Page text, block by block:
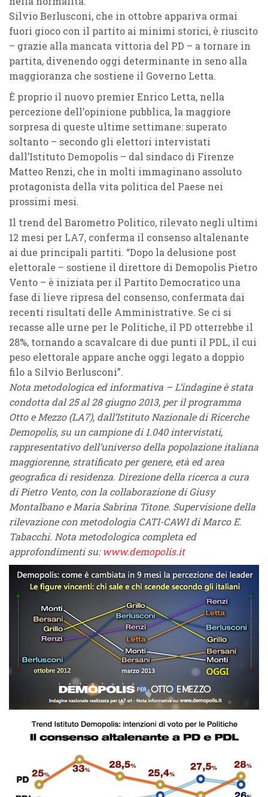
Silvio Berlusconi, che in ottobre appariva ormai
fuori gioco con il partito ai minimi storici, è riuscito
– grazie alla mancata vittoria del PD – a tornare in
partita, divenendo oggi determinante in seno alla
maggioranza che sostiene il Governo Letta.
È proprio il nuovo premier Enrico Letta, nella
percezione dell’opinione pubblica, la maggiore
sorpresa di queste ultime settimane: superato
soltanto – secondo gli elettori intervistati
dall’Istituto Demopolis – dal sindaco di Firenze
Matteo Renzi, che in molti immaginano assoluto
protagonista della vita politica del Paese nei
prossimi mesi.
Il trend del Barometro Politico, rilevato negli ultimi
12 mesi per LA7, conferma il consenso altalenante
ai due principali partiti. “Dopo la delusione post
elettorale – sostiene il direttore di Demopolis Pietro
Vento – è iniziata per il Partito Democratico una
fase di lieve ripresa del consenso, confermata dai
recenti risultati delle Amministrative. Se ci si
recasse alle urne per le Politiche, il PD otterrebbe il
28%, tornando a scavalcare di due punti il PDL, il cui
peso elettorale appare anche oggi legato a doppio
filo a Silvio Berlusconi”.
Nota metodologica ed informativa – L’indagine è stata
condotta dal 25 al 28 giugno 2013, per il programma
Otto e Mezzo (LA7), dall’Istituto Nazionale di Ricerche
Demopolis, su un campione di 1.040 intervistati,
rappresentativo dell’universo della popolazione italiana
maggiorenne, stratificato per genere, età ed area
geografica di residenza. Direzione della ricerca a cura
di Pietro Vento, con la collaborazione di Giusy
Montalbano e Maria Sabrina Titone. Supervisione della
rilevazione con metodologia CATI-CAWI di Marco E.
Tabacchi. Nota metodologica completa ed
approfondimenti su:www.demopolis.it